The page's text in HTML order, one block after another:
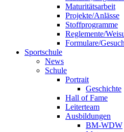
Maturitätsarbeit
Projekte/Anlässe
Stoffprogramme
Reglemente/
Formulare/
Sportschule
News
Schule
Portrait
Geschichte
Hall of Fame
Leiterteam
Ausbildungen
BM-WDW